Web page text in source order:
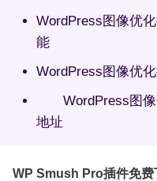
WordPress图像优
能
WordPress图像优
WordPress图像
地址
WP Smush Pro插件免